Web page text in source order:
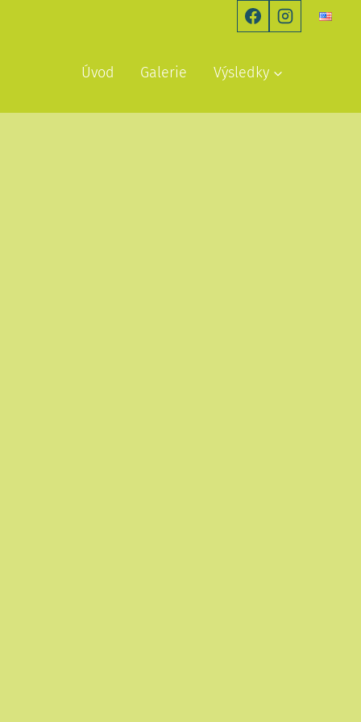
Úvod Galerie Výsledky